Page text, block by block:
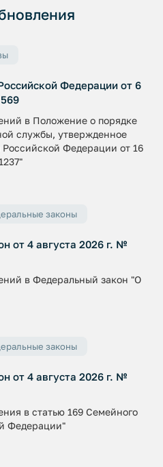
Федерации от 6
в Положение о порядке
службы, утвержденное
Федерации от 16
законы
от 4 августа 2026 г. №
в Федеральный закон "О
законы
от 4 августа 2026 г. №
в статью 169 Семейного
Федерации"